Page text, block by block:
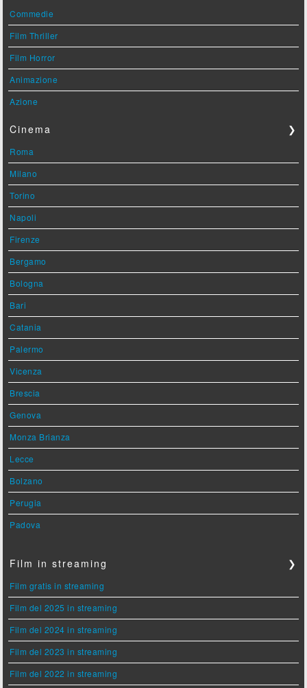
Commedie
Film Thriller
Film Horror
Animazione
Azione
Cinema ❯
Roma
Milano
Torino
Napoli
Firenze
Bergamo
Bologna
Bari
Catania
Palermo
Vicenza
Brescia
Genova
Monza Brianza
Lecce
Bolzano
Perugia
Padova
Film in streaming ❯
Film gratis in streaming
Film del 2025 in streaming
Film del 2024 in streaming
Film del 2023 in streaming
Film del 2022 in streaming